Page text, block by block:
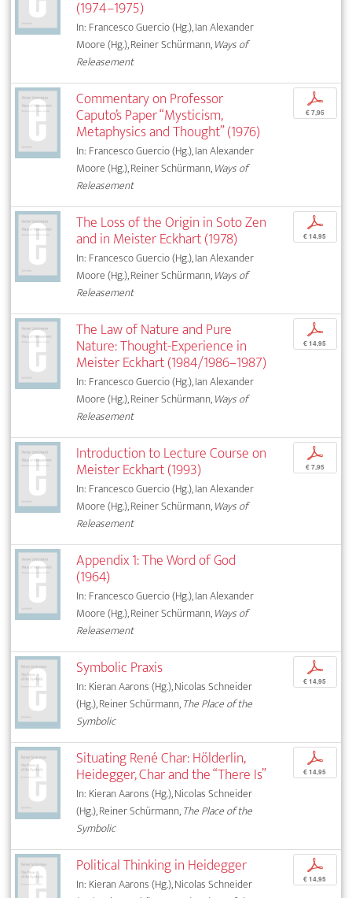
(1974–1975)
In: Francesco Guercio (Hg.), Ian Alexander
Moore (Hg.), Reiner Schürmann,Ways of
Releasement
Commentary on Professor
Caputo’s Paper “Mysticism,
Metaphysics and Thought” (1976)
In: Francesco Guercio (Hg.), Ian Alexander
Moore (Hg.), Reiner Schürmann,Ways of
Releasement
p
€ 7,95
The Loss of the Origin in Soto Zen
and in Meister Eckhart (1978)
In: Francesco Guercio (Hg.), Ian Alexander
Moore (Hg.), Reiner Schürmann,Ways of
Releasement
p
€ 14,95
The Law of Nature and Pure
Nature: Thought-Experience in
Meister Eckhart (1984/1986–1987)
In: Francesco Guercio (Hg.), Ian Alexander
Moore (Hg.), Reiner Schürmann,Ways of
Releasement
p
€ 14,95
Introduction to Lecture Course on
Meister Eckhart (1993)
In: Francesco Guercio (Hg.), Ian Alexander
Moore (Hg.), Reiner Schürmann,Ways of
Releasement
p
€ 7,95
Appendix 1: The Word of God
(1964)
In: Francesco Guercio (Hg.), Ian Alexander
Moore (Hg.), Reiner Schürmann,Ways of
Releasement
Symbolic Praxis
In: Kieran Aarons (Hg.), Nicolas Schneider
(Hg.), Reiner Schürmann,The Place of the
Symbolic
p
€ 14,95
Situating René Char: Hölderlin,
Heidegger, Char and the “There Is”
In: Kieran Aarons (Hg.), Nicolas Schneider
(Hg.), Reiner Schürmann,The Place of the
Symbolic
p
€ 14,95
Political Thinking in Heidegger
In: Kieran Aarons (Hg.), Nicolas Schneider
p
€ 14,95